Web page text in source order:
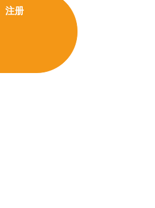
注册